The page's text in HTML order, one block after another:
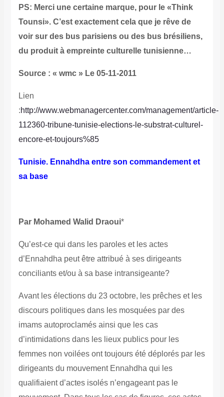
PS: Merci une certaine marque, pour le «Think
Tounsi». C’est exactement cela que je rêve de
voir sur des bus parisiens ou des bus brésiliens,
du produit à empreinte culturelle tunisienne…
Source : « wmc » Le 05-11-2011
Lien
:http://www.webmanagercenter.com/management/article-
112360-tribune-tunisie-elections-le-substrat-culturel-
encore-et-toujours%85
Tunisie. Ennahdha entre son commandement et
sa base
Par Mohamed Walid Draoui*
Qu’est-ce qui dans les paroles et les actes
d’Ennahdha peut être attribué à ses dirigeants
conciliants et/ou à sa base intransigeante?
Avant les élections du 23 octobre, les prêches et les
discours politiques dans les mosquées par des
imams autoproclamés ainsi que les cas
d’intimidations dans les lieux publics pour les
femmes non voilées ont toujours été déplorés par les
dirigeants du mouvement Ennahdha qui les
qualifiaient d’actes isolés n’engageant pas le